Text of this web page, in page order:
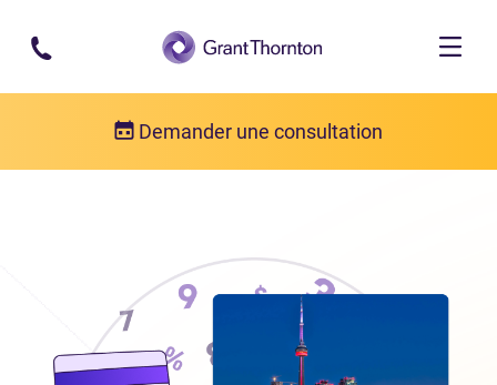
Passer au contenu principal
Demander une consultation